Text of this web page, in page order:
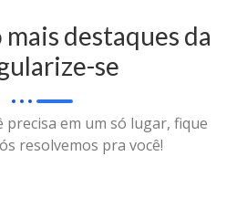
destaques da
se
precisa em um só lugar, fique
resolvemos pra você!